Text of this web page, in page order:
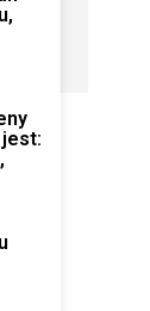
jest: